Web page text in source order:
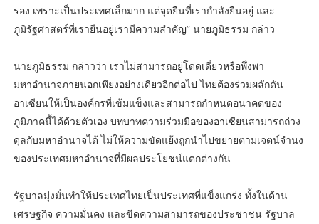
รอง เพราะเป็นประเทศเล็กมาก แต่จุดยืนที่เรากำลังยืนอยู่ และ
ภูมิรัฐศาสตร์ที่เรายืนอยู่เรามีความสำคัญ” นายภูมิธรรม กล่าว
นายภูมิธรรม กล่าวว่า เราไม่สามารถอยู่โดดเดี่ยวหรือพึ่งพา
มหาอำนาจภายนอกเพียงอย่างเดียวอีกต่อไป ไทยต้องร่วมผลักดัน
อาเซียนให้เป็นองค์กรที่เข้มแข็งและสามารถกำหนดอนาคตของ
ภูมิภาคนี้ได้ด้วยตัวเอง บทบาทความร่วมมือของอาเซียนสามารถถ่วง
ดุลกับมหาอำนาจได้ ไม่ให้ความขัดแย้งถูกนำไปขยายตามเจตน์จำนง
ของประเทศมหาอำนาจที่มีผลประโยชน์แตกต่างกัน
รัฐบาลมุ่งมั่นทำให้ประเทศไทยเป็นประเทศที่แข็งแกร่ง ทั้งในด้าน
เศรษฐกิจ ความมั่นคง และขีดความสามารถของประชาชน รัฐบาล